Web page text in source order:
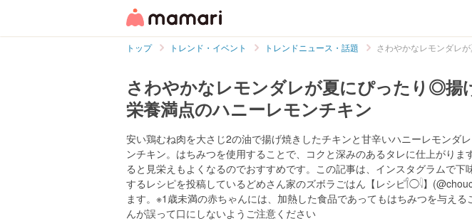
トップ トレンド・イベント トレンドニュース・話題 さわやかなレモンダレ
さわやかなレモンダレが夏にぴったり◎揚
栄養満点のハニーレモンチキン
安い鶏むね肉を大さじ2の油で揚げ焼きしたチキンと甘辛いハニーレモンダ
ンチキン。はちみつを使用することで、コクと深みのあるタレに仕上がりま
ると見栄えもよくなるのでおすすめです。この記事は、インスタグラムで下
するレシピを投稿しているどめさん家のズボラごはん【レシピ𓌉◯𓇋】
ます。※1歳未満の赤ちゃんには、加熱した食品であってもはちみつを与える
んが誤って口にしないようご注意ください